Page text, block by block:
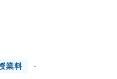
業料 -